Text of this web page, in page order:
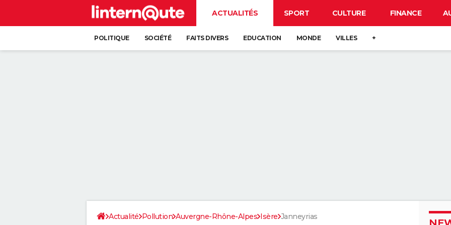
ACTUALITÉS SPORT CULTURE FINANCE
POLITIQUE SOCIÉTÉ FAITS DIVERS EDUCATION MONDE VILLES +
Actualité Pollution Auvergne-Rhône-Alpes Isère Janneyrias